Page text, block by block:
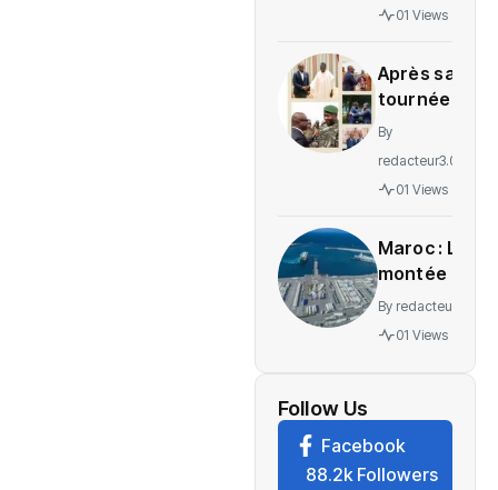
des
Ituri
01 Views
Après sa
tournée
régionale,
de
By
redacteur3.0
01 Views
Maroc : La
montée en
puissance
d’un
de
l’économie
mondiale
By redacteur3.0
01 Views
Follow Us
Facebook
88.2k Followers